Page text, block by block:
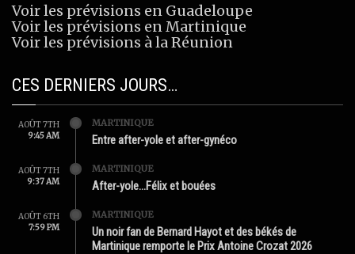
Voir les prévisions en Guadeloupe
Voir les prévisions en Martinique
Voir les prévisions à la Réunion
CES DERNIERS JOURS…
AOÛT 7TH
9:45 AM
MARTINIQUE
Entre after-yole et after-gynéco
AOÛT 7TH
9:37 AM
MARTINIQUE
After-yole…Félix et bouées
AOÛT 6TH
7:59 PM
MARTINIQUE
Un noir fan de Bernard Hayot et des békés de
Martinique remporte le Prix Antoine Crozat 2026